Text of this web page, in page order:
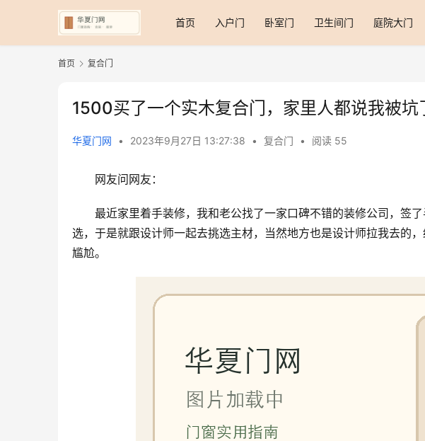
首页 入户门 卧室门 卫生间门 庭院大门
首页 复合门
1500买了一个实木复合门，家里人都说我被坑
华夏门网 • 2023年9月27日 13:27:38 • 复合门 • 阅读 55
网友问网友：
最近家里着手装修，我和老公找了一家口碑不错的装修公司，签
选，于是就跟设计师一起去挑选主材，当然地方也是设计师拉我去的
尴尬。